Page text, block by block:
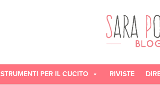
STRUMENTI PER IL CUCITO RIVISTE